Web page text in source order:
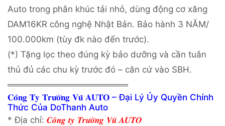
Auto trong phân khúc tải nhỏ, dùng động cơ xăng
DAM16KR công nghệ Nhật Bản. Bảo hành 3 NĂM/
100.000km (tùy đk nào đến trước).
(*) Tặng lọc theo đúng kỳ bảo dưỡng và cần tuân
thủ đủ các chu kỳ trước đó – căn cứ vào SBH.
════════════════════
𝐂𝐨̂𝐧𝐠 𝐓𝐲 𝐓𝐫𝐮̛𝐨̛̀𝐧𝐠 𝐕𝐮̃ 𝐀𝐔𝐓𝐎 – Đại Lý Ủy Quyền Chính
Thức Của DoThanh Auto
* Địa chỉ: 𝑪𝒐̂𝒏𝒈 𝒕𝒚 𝑻𝒓𝒖̛𝒐̛̀𝒏𝒈 𝑽𝒖̃ 𝑨𝑼𝑻𝑶